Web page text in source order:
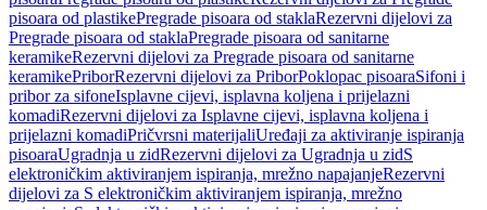
pisoara od plastikePregrade pisoara od staklaRezervni dijelovi za
Pregrade pisoara od staklaPregrade pisoara od sanitarne
keramikeRezervni dijelovi za Pregrade pisoara od sanitarne
keramikePriborRezervni dijelovi za PriborPoklopac pisoaraSifoni i
pribor za sifoneIsplavne cijevi, isplavna koljena i prijelazni
komadiRezervni dijelovi za Isplavne cijevi, isplavna koljena i
prijelazni komadiPričvrsni materijaliUređaji za aktiviranje ispiranja
pisoaraUgradnja u zidRezervni dijelovi za Ugradnja u zidS
elektroničkim aktiviranjem ispiranja, mrežno napajanjeRezervni
dijelovi za S elektroničkim aktiviranjem ispiranja, mrežno